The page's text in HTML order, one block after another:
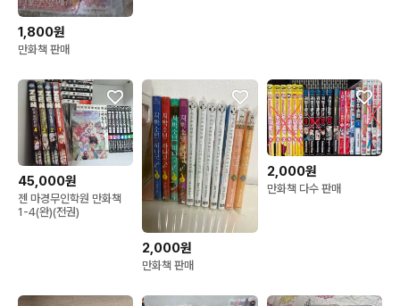
1,800원
만화책 판매
45,000원
젠 마경무인학원 만화책
1-4(완)(전권)
2,000원
만화책 판매
2,000원
만화책 다수 판매